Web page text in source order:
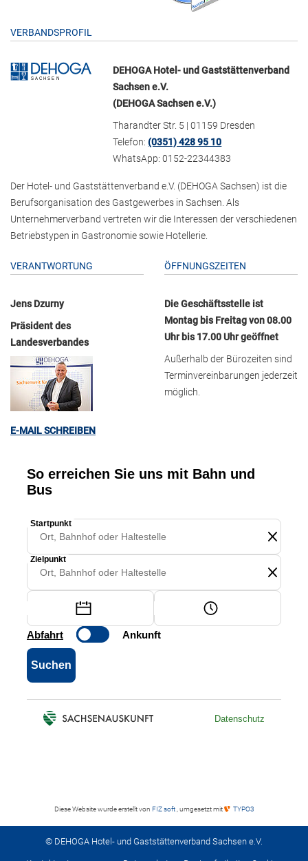
VERBANDSPROFIL
DEHOGA Hotel- und Gaststättenverband
Sachsen e.V.
(DEHOGA Sachsen e.V.)
Tharandter Str. 5 | 01159 Dresden
Telefon:(0351) 428 95 10
WhatsApp: 0152-22344383
Der Hotel- und Gaststättenverband e.V. (DEHOGA Sachsen) ist die
Berufsorganisation des Gastgewerbes in Sachsen. Als
Unternehmerverband vertreten wir die Interessen der verschiedenen
Betriebstypen in Gastronomie sowie Hotellerie.
VERANTWORTUNG
Jens Dzurny
Präsident des
Landesverbandes
E-MAIL SCHREIBEN
ÖFFNUNGSZEITEN
Die Geschäftsstelle ist
Montag bis Freitag von 08.00
Uhr bis 17.00 Uhr geöffnet
Außerhalb der Bürozeiten sind
Terminvereinbarungen jederzeit
möglich.
Diese Website wurde erstellt von FIZ soft , umgesetzt mit TYPO3
© DEHOGA Hotel- und Gaststättenverband Sachsen e.V.